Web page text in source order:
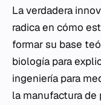
La verdadera
radica en cómo
formar su base
biología para
ingeniería para
la manufactura de